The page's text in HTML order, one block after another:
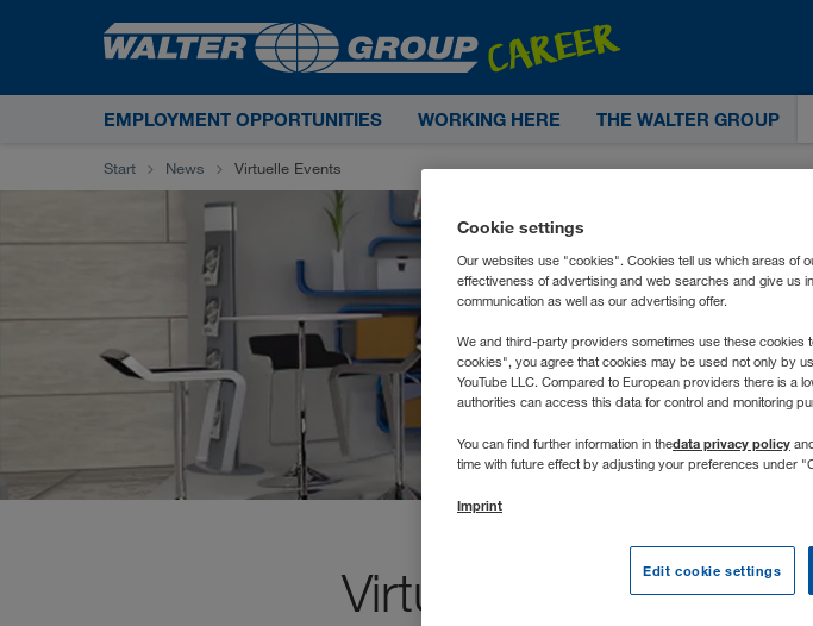
EMPLOYMENT OPPORTUNITIES WORKING HERE THE WALTER GROUP
Start News Virtuelle Events
Virtuelle Events
Cookie settings
Our websites use "cookies". Cookies tell us which areas of
effectiveness of advertising and web searches and give us
communication as well as our advertising offer.
We and third-party providers sometimes use these
cookies", you agree that cookies may be used not only by
YouTube LLC. Compared to European providers there is a
authorities can access this data for control and monitoring
You can find further information in thedata privacy policy
time with future effect by adjusting your preferences under
Imprint
Edit cookie settings